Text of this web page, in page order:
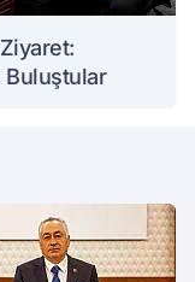
Buluştular